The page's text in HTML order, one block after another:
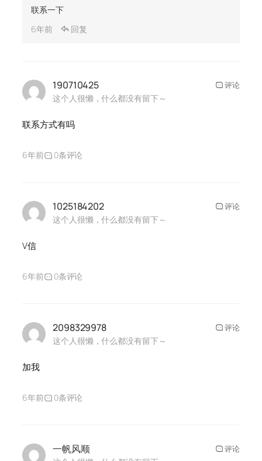
联系一下
6年前
回复
190710425
这个人很懒，什么都没有留下～
评论
联系方式有吗
6年前 0条评论
1025184202
这个人很懒，什么都没有留下～
评论
V信
6年前 0条评论
2098329978
这个人很懒，什么都没有留下～
评论
加我
6年前 0条评论
一帆风顺 评论